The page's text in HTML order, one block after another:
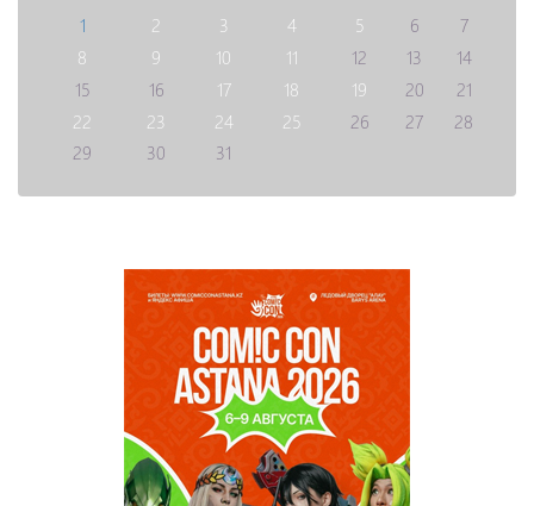
1 2 3 4 5 6
7
8
9 10 11 12 13
14
15
16 17 18 19 20
21
22
23 24 25 26 27
28
29
30 31